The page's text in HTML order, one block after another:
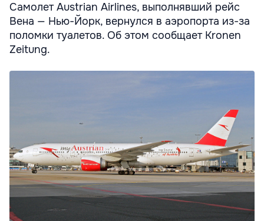
Самолет Austrian Airlines, выполнявший рейс
Вена — Нью-Йорк, вернулся в аэропорта из-за
поломки туалетов. Об этом сообщает Kronen
Zeitung.